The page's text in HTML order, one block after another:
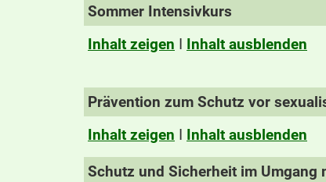
Sommer Intensivkurs
Inhalt zeigen I Inhalt ausblenden
Prävention zum Schutz vor
Inhalt zeigen I Inhalt ausblenden
Schutz und Sicherheit im